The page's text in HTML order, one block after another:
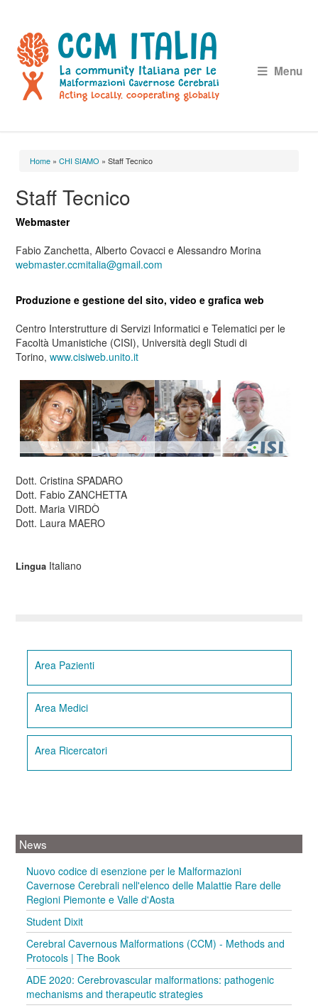
Menu
Home »CHI SIAMO » Staff Tecnico
Staff Tecnico
Webmaster
Fabio Zanchetta, Alberto Covacci e Alessandro Morina
webmaster.ccmitalia@gmail.com
Produzione e gestione del sito, video e grafica web
Centro Interstrutture di Servizi Informatici e Telematici per le
Facoltà Umanistiche (CISI), Università degli Studi di
Torino,www.cisiweb.unito.it
Dott. Cristina SPADARO
Dott. Fabio ZANCHETTA
Dott. Maria VIRDÒ
Dott. Laura MAERO
Lingua Italiano
Area Pazienti
Area Medici
Area Ricercatori
News
Nuovo codice di esenzione per le Malformazioni
Cavernose Cerebrali nell'elenco delle Malattie Rare delle
Regioni Piemonte e Valle d'Aosta
Student Dixit
Cerebral Cavernous Malformations (CCM) - Methods and
Protocols | The Book
ADE 2020: Cerebrovascular malformations: pathogenic
mechanisms and therapeutic strategies